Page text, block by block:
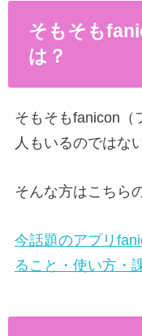
そもそも
は？
そもそもfanicon（
人もいるのではな
そんな方はこちら
今話題のアプリ
ること・使い方・